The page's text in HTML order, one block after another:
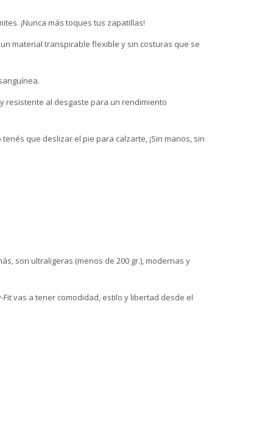
¡Nunca más toques tus zapatillas!
material transpirable flexible y sin costuras que se
resistente al desgaste para un rendimiento
que deslizar el pie para calzarte, ¡Sin manos, sin
son ultraligeras (menos de 200 gr.), modernas y
vas a tener comodidad, estilo y libertad desde el